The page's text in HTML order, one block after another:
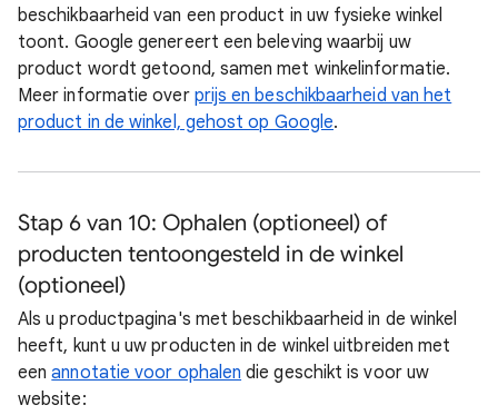
beschikbaarheid van een product in uw fysieke winkel
toont. Google genereert een beleving waarbij uw
product wordt getoond, samen met winkelinformatie.
Meer informatie over prijs en beschikbaarheid van het
product in de winkel, gehost op Google.
Stap 6 van 10: Ophalen (optioneel) of
producten tentoongesteld in de winkel
(optioneel)
Als u productpagina's met beschikbaarheid in de winkel
heeft, kunt u uw producten in de winkel uitbreiden met
eenannotatie voor ophalen die geschikt is voor uw
website: